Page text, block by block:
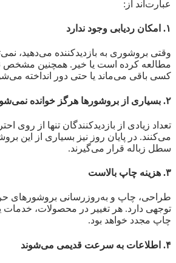
عبارت‌اند از:
۱. امکان ردیابی وجود ندارد
وقتی بروشوری به بازدیدکننده می‌دهید،
مطالعه کرده است یا خیر. همچنین مشخص
کسی باقی می‌ماند یا حتی دور انداخته
۲. بسیاری از بروشورها هرگز خوانده نمی‌شوند
تعداد زیادی از بازدیدکنندگان تنها از روی
می‌کنند. در پایان روز نیز بسیاری از این
سطل زباله قرار می‌گیرند.
۳. هزینه چاپ بالاست
طراحی، چاپ و به‌روزرسانی بروشورهای
توجهی دارد. هر تغییر در محصولات، خدمات
چاپ مجدد خواهد بود.
۴. اطلاعات به سرعت قدیمی می‌شوند